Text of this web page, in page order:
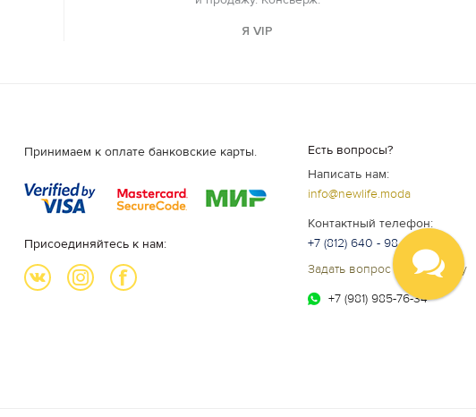
Я VIP
Принимаем к оплате банковские карты.
Присоединяйтесь к нам:
Есть вопросы?
Написать нам:
info@newlife.moda
Контактный телефон:
+7 (812) 640 - 98 - 99
Задать вопрос специалисту
+7 (981) 985-76-34